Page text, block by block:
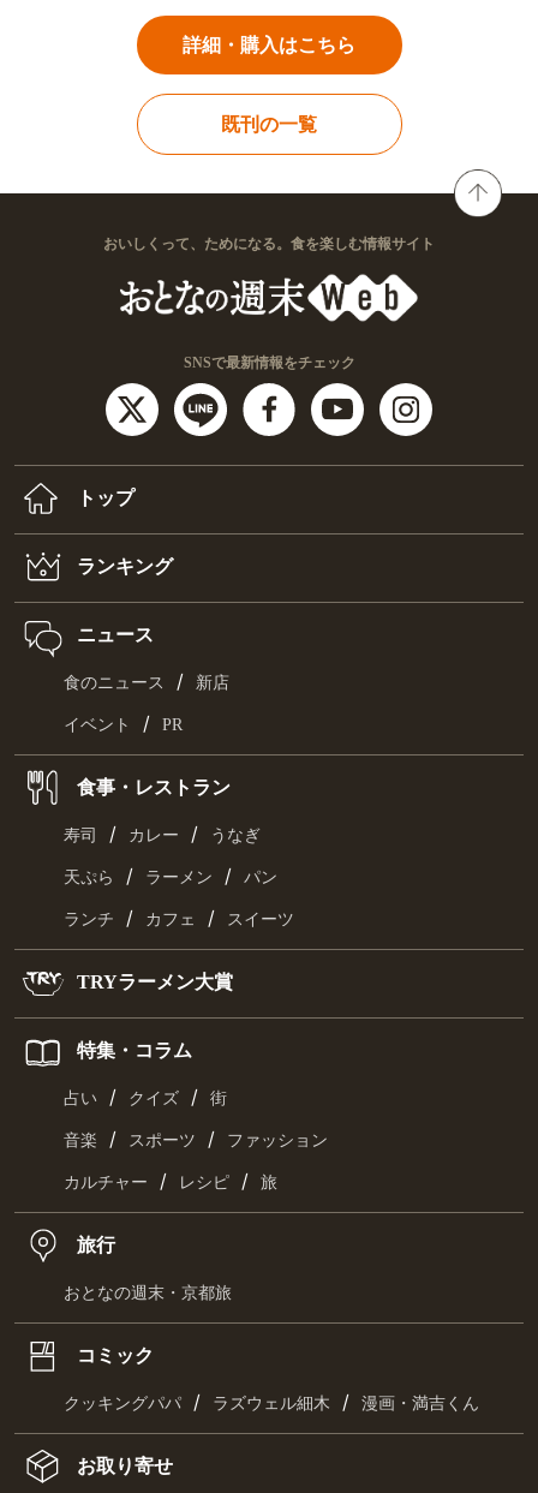
詳細・購入はこちら
既刊の一覧
おいしくって、ためになる。食を楽しむ情報サイト
SNSで最新情報をチェック
トップ
ランキング
ニュース
食のニュース / 新店
イベント / PR
食事・レストラン
寿司 / カレー / うなぎ
天ぷら / ラーメン / パン
ランチ / カフェ / スイーツ
TRYラーメン大賞
特集・コラム
占い / クイズ / 街
音楽 / スポーツ / ファッション
カルチャー / レシピ / 旅
旅行
おとなの週末・京都旅
コミック
クッキングパパ / ラズウェル細木 / 漫画・満吉くん
お取り寄せ